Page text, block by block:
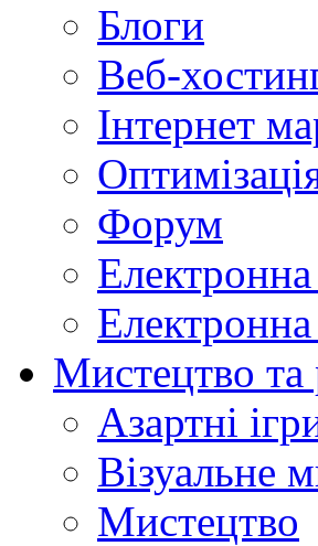
Блоги
Веб-
Інтернет
Форум
Мистецтво та
Азартні
Візуальне
Мистецтво